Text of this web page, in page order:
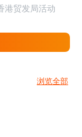
港贸发局活动
浏览全部